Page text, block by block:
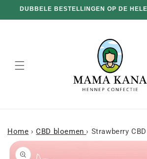
doorgaan
naar
100G GRATIS BIJ ELKE AANKOOP
Home › CBD bloemen › Strawberry
naar